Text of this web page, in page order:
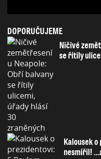
DOPORUČUJEME
Ničivé
se řítily
Kalousek
nesmířil!